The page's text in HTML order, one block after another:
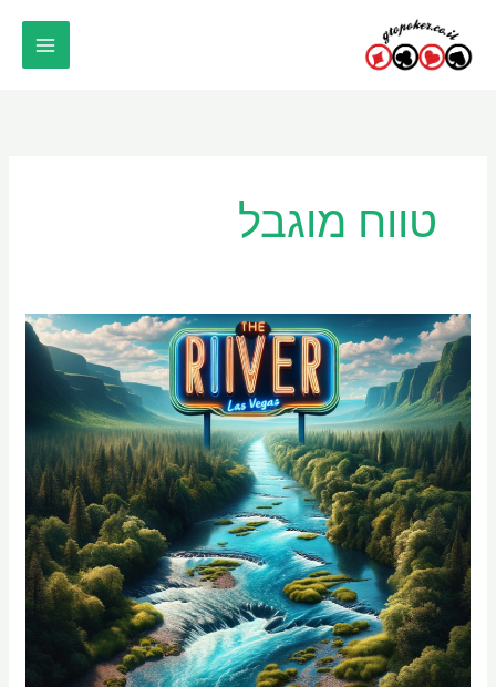
לתוכן
טווח מוגבל
מבוא
לריבר
–
חלק
א'